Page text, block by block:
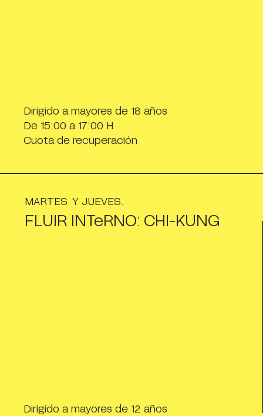
Dirigido a mayores de 18 años
De 15:00 a 17:00 H
Cuota de recuperación
MARTES Y JUEVES.
FLUIR INTeRNO: CHI-KUNG
Dirigido a mayores de 12 años